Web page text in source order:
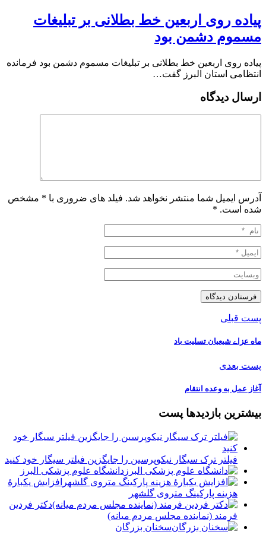
️پیاده روی اربعین خط بطلانی بر تبلیغات
مسموم دشمن بود
️پیاده روی اربعین خط بطلانی بر تبلیغات مسموم دشمن بود فرمانده
انتظامی استان البرز گفت…
ارسال دیدگاه
آدرس ایمیل شما منتشر نخواهد شد. فیلد های ضروری با * مشخص
شده است. *
پست قبلی
ماه عزاے شیعیان تسلیت باد
پست بعدی
آغاز عمل به وعده انتقام
بیشترین بازدیدها پست
فیلتر ترک سیگار نیکوپرسین را جایگزین فیلتر سیگار خود کنید
دانشگاه علوم پزشکی البرز
افزایش یکبارۀ
هزینه پارکینگ متروی گلشهر
دكتر فردين
فرمند (نماينده مجلس مردم میانه)
سخنان بزرگان